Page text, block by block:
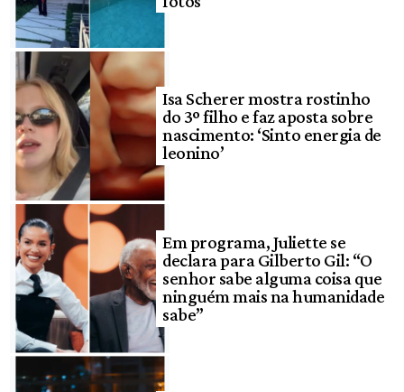
Isa Scherer mostra rostinho
do 3º filho e faz aposta sobre
nascimento: ‘Sinto energia de
leonino’
Em programa, Juliette se
declara para Gilberto Gil: “O
senhor sabe alguma coisa que
ninguém mais na humanidade
sabe”